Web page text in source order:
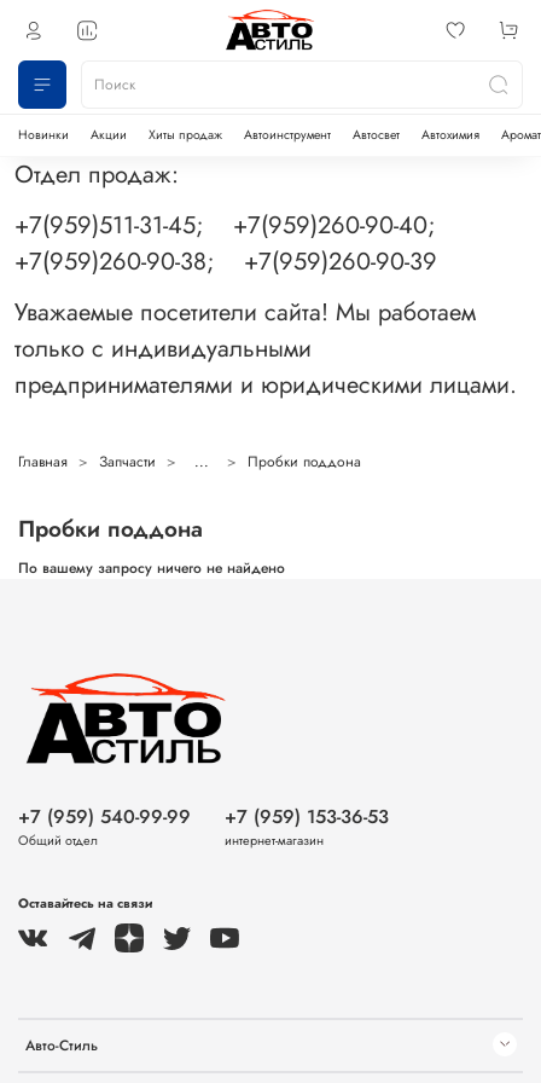
Новинки Акции Хиты продаж Автоинструмент Автосвет Автохимия
Отдел продаж:
+7(959)511-31-45; +7(959)260-90-40;
+7(959)260-90-38; +7(959)260-90-39
Уважаемые посетители сайта! Мы работаем
только с индивидуальными
предпринимателями и юридическими лицами.
Главная Запчасти ... Пробки поддона
Пробки поддона
По вашему запросу ничего не найдено
Авто-Стиль
+7 (959) 540-99-99
Общий отдел
+7 (959) 153-36-53
интернет-магазин
Оставайтесь на связи